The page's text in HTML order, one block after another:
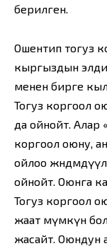
берилген.
Ошентип тогуз
кыргыздын
менен бирге
Тогуз коргоол
да ойнойт. Алар
коргоол оюну,
ойлоо
ойнойт. Оюнга
Тогуз коргоол
жаат мүмкүн
жасайт. Оюндун